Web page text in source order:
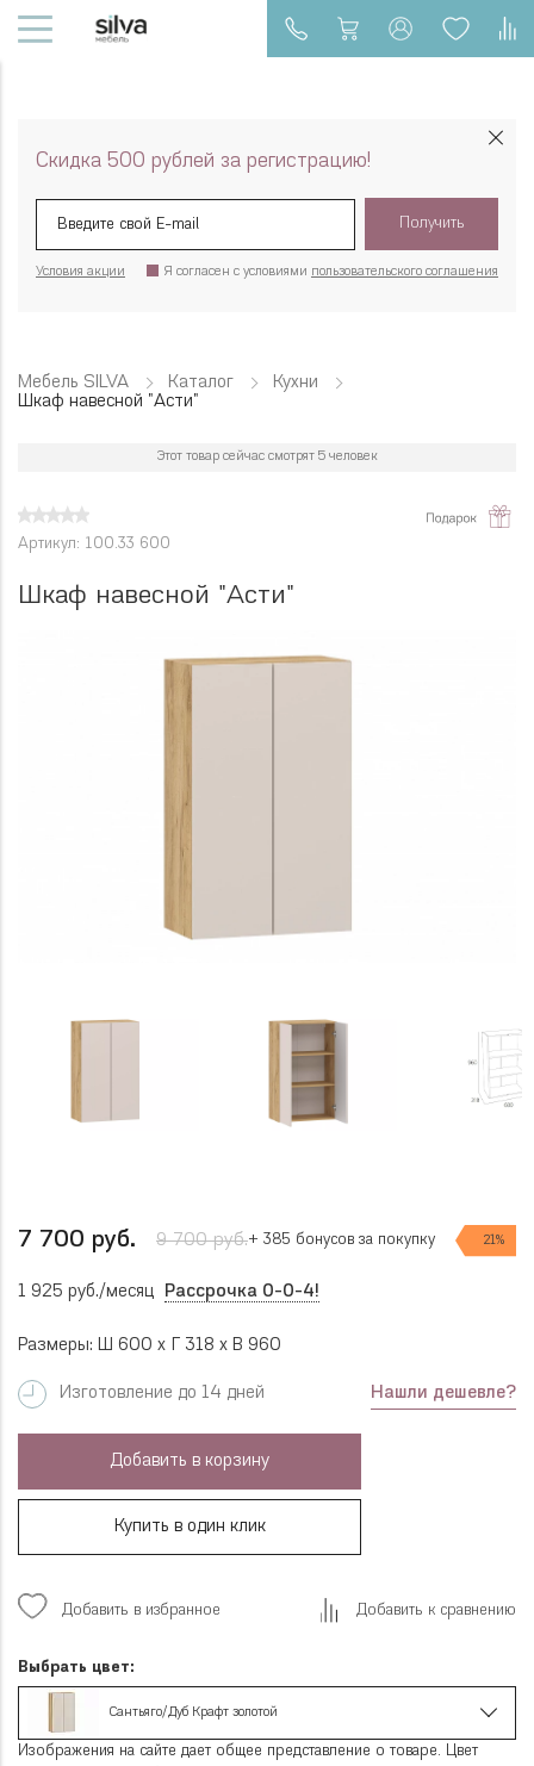
Скидка 500 рублей за регистрацию!
Получить
Я согласен с условиями пользовательского соглашения
Условия акции
Мебель SILVA Каталог
Кухни
Шкаф навесной "Асти"
Артикул: 100.33 600
Этот товар сейчас смотрят 5 человек
Шкаф навесной "Асти"
7 700 руб. 9 700 руб. 21%
+ 385 бонусов за покупку
1 925 руб./месяц Рассрочка 0-0-4!
Размеры: Ш 600 x Г 318 x В 960
Изготовление до 14 дней Нашли дешевле?
Добавить в корзину
Купить в один клик
Добавить в избранное Добавить к сравнению
Выбрать цвет:
Сантьяго/Дуб Крафт золотой
Изображения на сайте дает общее представление о товаре. Цвет